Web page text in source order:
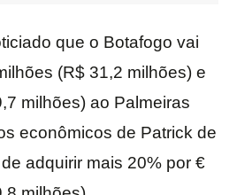
que o Botafogo vai
(R$ 31,2 milhões) e
milhões) ao Palmeiras
econômicos de Patrick de
adquirir mais 20% por €